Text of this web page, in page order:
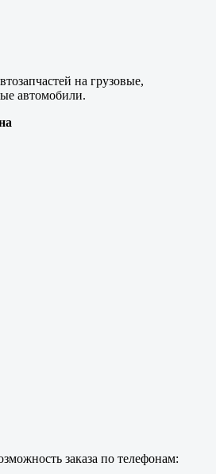
на грузовые,
автомобили.
заказа по телефонам: